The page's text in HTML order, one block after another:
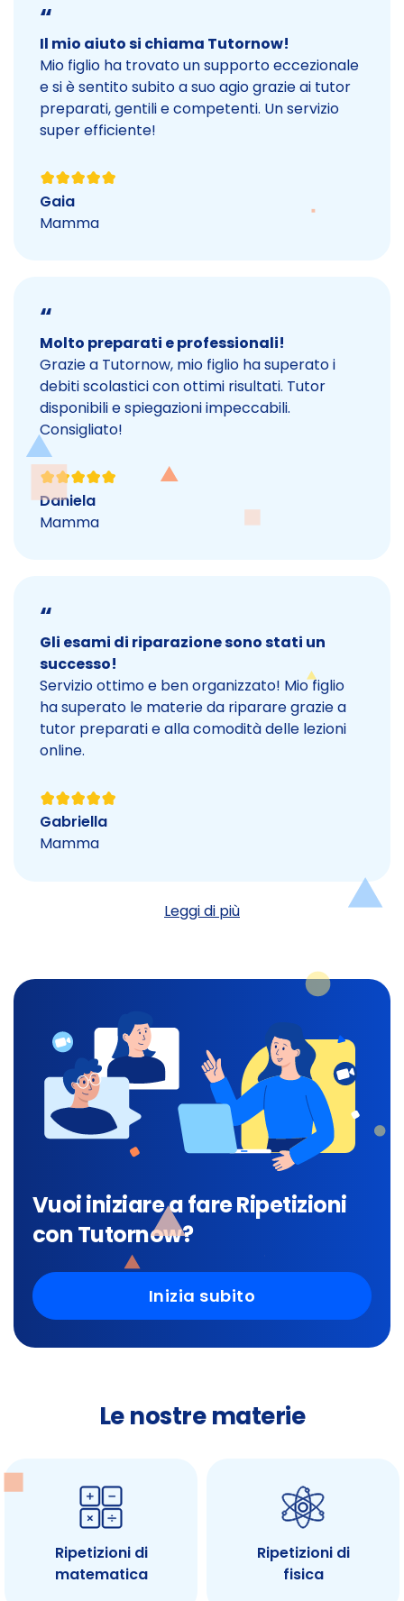
“
Il mio aiuto si chiama Tutornow!
Mio figlio ha trovato un supporto eccezionale
e si è sentito subito a suo agio grazie ai tutor
preparati, gentili e competenti. Un servizio
super efficiente!
Gaia
Mamma
“
Molto preparati e professionali!
Grazie a Tutornow, mio figlio ha superato i
debiti scolastici con ottimi risultati. Tutor
disponibili e spiegazioni impeccabili.
Consigliato!
Daniela
Mamma
“
Gli esami di riparazione sono stati un
successo!
Servizio ottimo e ben organizzato! Mio figlio
ha superato le materie da riparare grazie a
tutor preparati e alla comodità delle lezioni
online.
Gabriella
Mamma
Leggi di più
Vuoi iniziare a fare Ripetizioni
con Tutornow?
Inizia subito
Le nostre materie
Ripetizioni di
matematica
Ripetizioni di
fisica